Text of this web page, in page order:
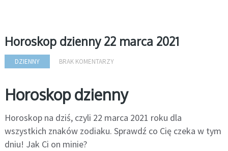
Horoskop dzienny 22 marca 2021
DZIENNY BRAK KOMENTARZY
Horoskop dzienny
Horoskop na dziś, czyli 22 marca 2021 roku dla
wszystkich znaków zodiaku. Sprawdź co Cię czeka w tym
dniu! Jak Ci on minie?